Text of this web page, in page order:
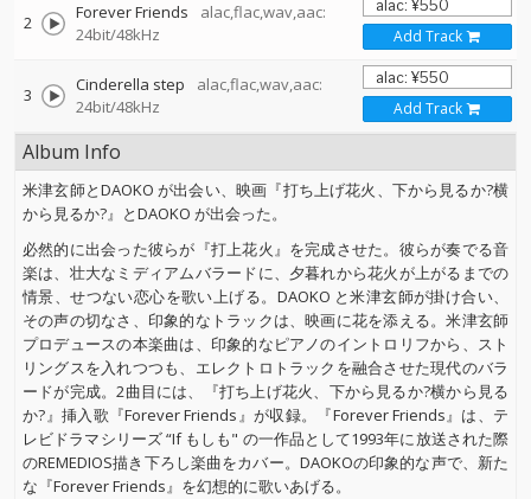
2 Forever Friends
alac,flac,wav,aac:
24bit/48kHz
Add Track
3 Cinderella step
alac,flac,wav,aac:
24bit/48kHz
Add Track
Album Info
米津玄師とDAOKO が出会い、映画『打ち上げ花火、下から見るか?横
から見るか?』とDAOKO が出会った。
必然的に出会った彼らが『打上花火』を完成させた。彼らが奏でる音
楽は、壮大なミディアムバラードに、夕暮れから花火が上がるまでの
情景、せつない恋心を歌い上げる。DAOKO と米津玄師が掛け合い、
その声の切なさ、印象的なトラックは、映画に花を添える。米津玄師
プロデュースの本楽曲は、印象的なピアノのイントロリフから、スト
リングスを入れつつも、エレクトロトラックを融合させた現代のバラ
ードが完成。2曲目には、『打ち上げ花火、下から見るか?横から見る
か?』挿入歌『Forever Friends』が収録。『Forever Friends』は、テ
レビドラマシリーズ “If もしも" の一作品として1993年に放送された際
のREMEDIOS描き下ろし楽曲をカバー。DAOKOの印象的な声で、新た
な『Forever Friends』を幻想的に歌いあげる。